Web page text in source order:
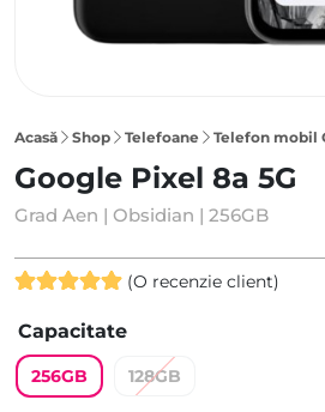
Acasă Shop Telefoane Telefon mobil
Google Pixel 8a 5G
Grad Aen | Obsidian | 256GB
5.00din 5
pe baza
unei singure
evaluări
(O recenzie client)
Capacitate
256GB 128GB